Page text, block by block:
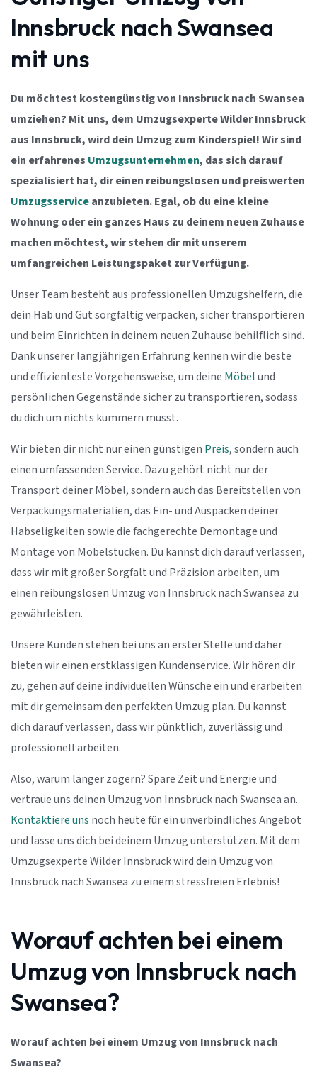
Innsbruck nach Swansea
mit uns
Du möchtest kostengünstig von Innsbruck nach Swansea
umziehen? Mit uns, dem Umzugsexperte Wilder Innsbruck
aus Innsbruck, wird dein Umzug zum Kinderspiel! Wir sind
ein erfahrenes Umzugsunternehmen, das sich darauf
spezialisiert hat, dir einen reibungslosen und preiswerten
Umzugsserviceanzubieten. Egal, ob du eine kleine
Wohnung oder ein ganzes Haus zu deinem neuen Zuhause
machen möchtest, wir stehen dir mit unserem
umfangreichen Leistungspaket zur Verfügung.
Unser Team besteht aus professionellen Umzugshelfern, die
dein Hab und Gut sorgfältig verpacken, sicher transportieren
und beim Einrichten in deinem neuen Zuhause behilflich sind.
Dank unserer langjährigen Erfahrung kennen wir die beste
und effizienteste Vorgehensweise, um deine Möbelund
persönlichen Gegenstände sicher zu transportieren, sodass
du dich um nichts kümmern musst.
Wir bieten dir nicht nur einen günstigen Preis, sondern auch
einen umfassenden Service. Dazu gehört nicht nur der
Transport deiner Möbel, sondern auch das Bereitstellen von
Verpackungsmaterialien, das Ein- und Auspacken deiner
Habseligkeiten sowie die fachgerechte Demontage und
Montage von Möbelstücken. Du kannst dich darauf verlassen,
dass wir mit großer Sorgfalt und Präzision arbeiten, um
einen reibungslosen Umzug von Innsbruck nach Swansea zu
gewährleisten.
Unsere Kunden stehen bei uns an erster Stelle und daher
bieten wir einen erstklassigen Kundenservice. Wir hören dir
zu, gehen auf deine individuellen Wünsche ein und erarbeiten
mit dir gemeinsam den perfekten Umzug plan. Du kannst
dich darauf verlassen, dass wir pünktlich, zuverlässig und
professionell arbeiten.
Also, warum länger zögern? Spare Zeit und Energie und
vertraue uns deinen Umzug von Innsbruck nach Swansea an.
Kontaktiere uns noch heute für ein unverbindliches Angebot
und lasse uns dich bei deinem Umzug unterstützen. Mit dem
Umzugsexperte Wilder Innsbruck wird dein Umzug von
Innsbruck nach Swansea zu einem stressfreien Erlebnis!
Worauf achten bei einem
Umzug von Innsbruck nach
Swansea?
Worauf achten bei einem Umzug von Innsbruck nach
Swansea?